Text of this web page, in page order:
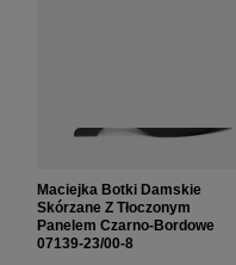
Maciejka Botki Damskie
Skórzane Z Tłoczonym
Panelem Czarno-Bordowe
07139-23/00-8